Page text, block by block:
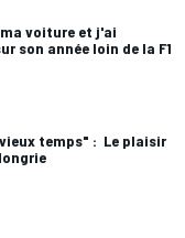
voiture et j'ai
son année loin de la F1
temps" : Le plaisir